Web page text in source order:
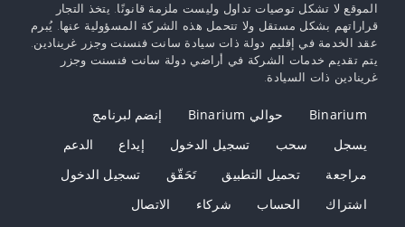
الموقع لا تشكل توصيات تداول وليست ملزمة قانونًا. يتخذ التجار
قراراتهم بشكل مستقل ولا تتحمل هذه الشركة المسؤولية عنها. يُبرم
عقد الخدمة في إقليم دولة ذات سيادة سانت فنسنت وجزر غرينادين.
يتم تقديم خدمات الشركة في أراضي دولة سانت فنسنت وجزر
غرينادين ذات السيادة.
Binarium حوالي Binarium
إنضم لبرنامج
يسجل
سحب تسجيل الدخول إيداع
الدعم
مراجعة
تحميل التطبيق تَحَقّق
تسجيل الدخول
اشتراك
الحساب شركاء
الاتصال